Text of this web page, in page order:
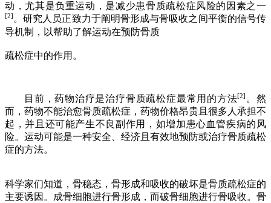
动，尤其是负重运动，是减少患骨质疏松症风险的因素之一
[2] 。研究人员正致力于阐明骨形成与骨吸收之间平衡的信号传
导机制，以帮助了解运动在预防骨质
疏松症中的作用。
目前，药物治疗是治疗骨质疏松症最常用的方法[2] 。然
而，药物不能治愈骨质疏松症，药物价格昂贵 且很多人承担不
起，并且 还可能产生不良副作用，如增加患心血管疾病的风
险。运动可能是一种安全、经济且有效地预防或治疗骨质疏松
症的方法。
科学家们知道， 骨稳态，骨形成和吸收的破坏是骨质疏松症的
主要诱因。成骨细胞进行骨形成，而破骨细胞进行骨吸收。骨